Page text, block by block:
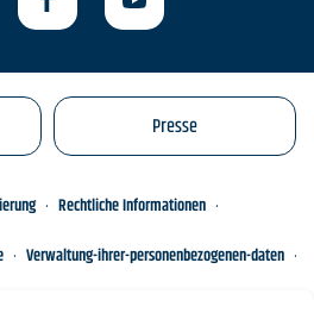
Presse
Rechtliche Informationen
Verwaltung-ihrer-personenbezogenen-daten